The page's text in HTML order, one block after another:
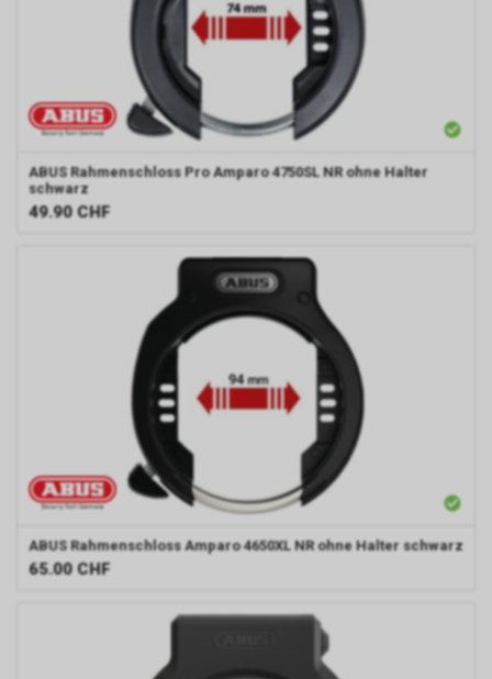
ABUS Rahmenschloss Pro Amparo 4750SL NR ohne Halter
schwarz
49.90 CHF
ABUS Rahmenschloss Amparo 4650XL NR ohne Halter schwarz
65.00 CHF